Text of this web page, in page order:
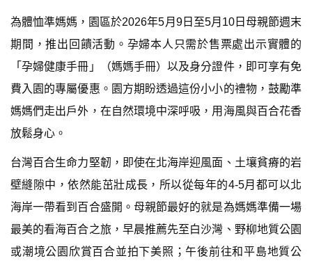
為體恤準媽媽，園區於2026年5月9日至5月10日母親節週末
期間，推出回饋活動。孕婦本人只需於售票處出示實體的
「孕婦健康手冊」（媽媽手冊）以及身分證件，即可享有免
費入園的專屬優惠。園方期盼透過這份小小的禮物，鼓勵準
媽媽們走出戶外，在自然環境中深呼吸，用海風與百合花香
放鬆身心。
台灣百合生命力堅韌，即使在北海岸迎風面、土壤貧瘠的岩
壁縫隙中，依然能茁壯成長，所以從每年的4-5月都可以北
海岸一帶看到百合盛開。母親節最好的就是為媽媽準備一場
最美的看海百合之旅，早晨推薦先至白沙灣、野柳地質公園
或潮境公園欣賞百合並拍下美照；午後前往和平島地質公